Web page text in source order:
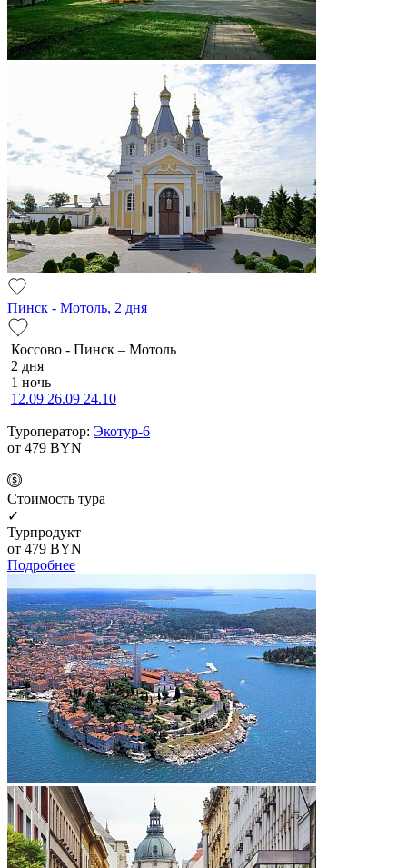
Пинск - Мотоль, 2 дня
Коссово - Пинск – Мотоль
2 дня
1 ночь
12.09 26.09 24.10
Туроператор: Экотур-6
от 479 BYN
Cтоимость тура
✓
Турпродукт
от 479 BYN
Подробнее